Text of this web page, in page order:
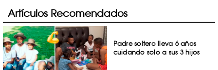
Artículos Recomendados
Padre soltero lleva 6 años
cuidando solo a sus 3 hijos